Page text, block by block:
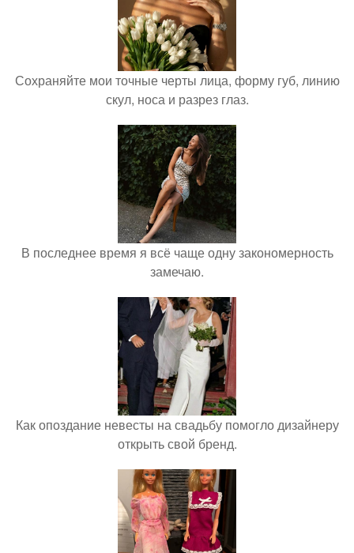
Сохраняйте мои точные черты лица, форму губ, линию
скул, носа и разрез глаз.
В последнее время я всё чаще одну закономерность
замечаю.
Как опоздание невесты на свадьбу помогло дизайнеру
открыть свой бренд.